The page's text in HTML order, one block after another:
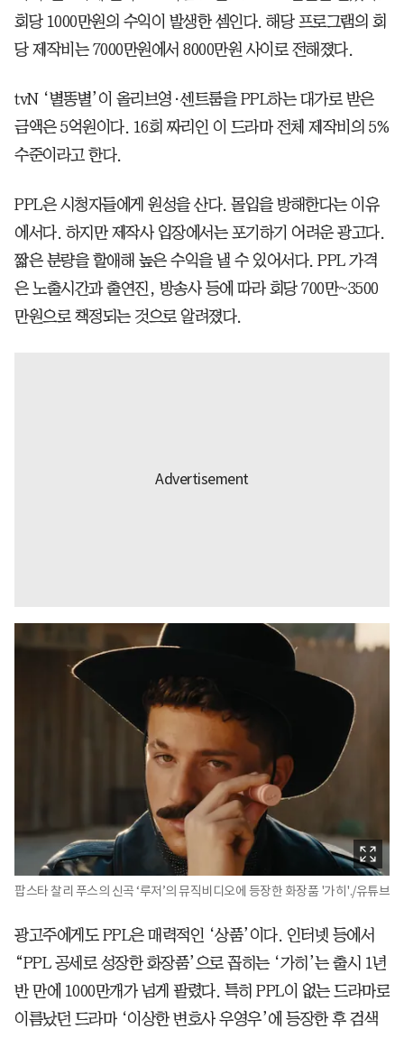
회당 1000만원의 수익이 발생한 셈인다. 해당 프로그램의 회
당 제작비는 7000만원에서 8000만원 사이로 전해졌다.
tvN ‘별똥별’이 올리브영·센트룸을 PPL하는 대가로 받은
금액은 5억원이다. 16회 짜리인 이 드라마 전체 제작비의 5%
수준이라고 한다.
PPL은 시청자들에게 원성을 산다. 몰입을 방해한다는 이유
에서다. 하지만 제작사 입장에서는 포기하기 어려운 광고다.
짧은 분량을 할애해 높은 수익을 낼 수 있어서다. PPL 가격
은 노출시간과 출연진, 방송사 등에 따라 회당 700만~3500
만원으로 책정되는 것으로 알려졌다.
팝스타 찰리 푸스의 신곡 ‘루저’의 뮤직비디오에 등장한 화장품 '가히'./유튜브
광고주에게도 PPL은 매력적인 ‘상품’이다. 인터넷 등에서
“PPL 공세로 성장한 화장품’으로 꼽히는 ‘가히’는 출시 1년
반 만에 1000만개가 넘게 팔렸다. 특히 PPL이 없는 드라마로
이름났던 드라마 ‘이상한 변호사 우영우’에 등장한 후 검색